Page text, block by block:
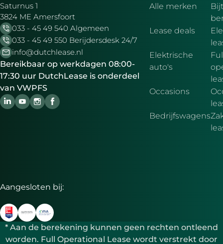
Saturnus 1
3824 ME Amersfoort
033 - 45 49 540 Algemeen
033 - 45 49 550 Berijdersdesk 24/7
info@dutchlease.nl
Bereikbaar op werkdagen 08:00-
17:30 uur DutchLease is onderdeel
van VWPFS
Aangesloten bij:
Alle merken
Lease deals
Elektrische
auto's
Occasions
Bedrijfswagens
* Aan de berekening kunnen geen rechten ontleend
worden. Full Operational Lease wordt verstrekt door